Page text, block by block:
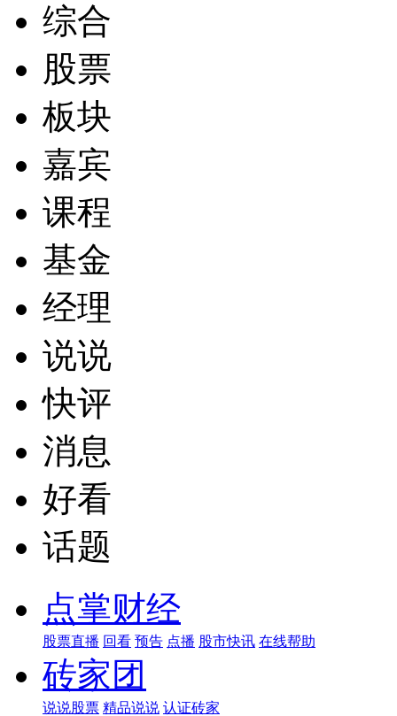
综合
股票
板块
嘉宾
课程
基金
经理
说说
快评
消息
好看
话题
点掌财经
股票直播 回看 预告 点播 股市快讯 在线帮助
砖家团
说说股票 精品说说 认证砖家